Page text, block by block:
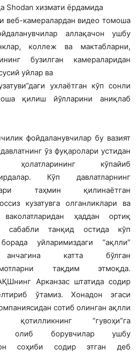
Shodan хизмати ёрдамида
веб-камералардан видео томоша
аллақачон ушбу
коллеж ва мактабларни,
бузилган камераларидан
уйлар ва
ухлаётган кўп сонли
қилиш йўлларини аниқлаб
фойдаланувчилар бу вазият
ўз фуқаролари устидан
кўпайиб
Кўп давлатларнинг
таҳмин қилинаётган
кузатувга олганликлари ва
ҳаддан ортиқ
сабабли танқид остида кўп
уйларимиздаги “ақлли”
анчагина катта бўлган
тақдим этмоқда.
Арканзас штатида содир
ўтамиз. Хонадон эгаси
сотиб олинган ақлли
“гувоҳи”га
олиб борувчилар ушбу
соҳиби содир этган деб